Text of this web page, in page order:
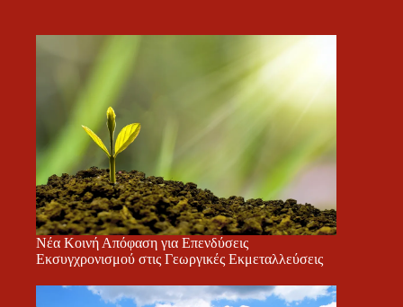
Νέα Κοινή Απόφαση για Επενδύσεις
Εκσυγχρονισμού στις Γεωργικές Εκμεταλλεύσεις